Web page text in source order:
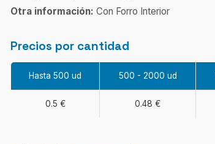
Otra información: Con Forro Interior
Precios por cantidad
Hasta 500 ud 500 - 2000 ud
0.5 € 0.48 €